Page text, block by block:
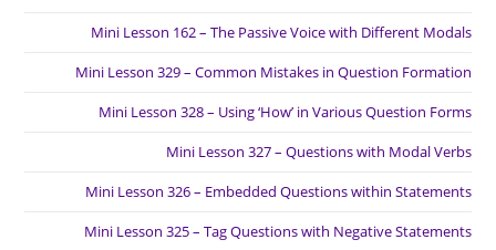
Mini Lesson 162 – The Passive Voice with Different Modals
Mini Lesson 329 – Common Mistakes in Question Formation
Mini Lesson 328 – Using ‘How’ in Various Question Forms
Mini Lesson 327 – Questions with Modal Verbs
Mini Lesson 326 – Embedded Questions within Statements
Mini Lesson 325 – Tag Questions with Negative Statements